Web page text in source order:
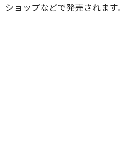
ショップなどで発売されます。